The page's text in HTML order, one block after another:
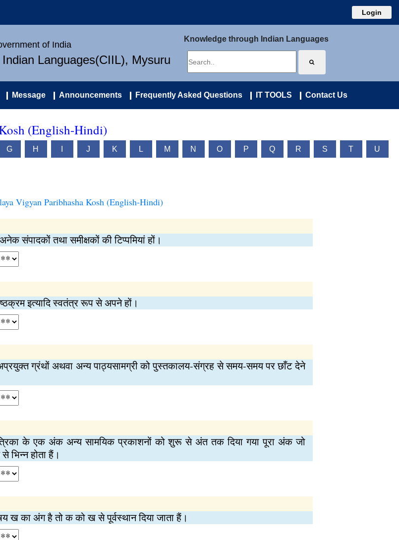
Login
of India
Languages(CIIL), Mysuru
Knowledge through Indian Languages
Message Announcements Frequently Asked Questions IT TOOLS Contact Us
(English-Hindi)
G H J K L M N O P Q R S T U
Vigyan Paribhasha Kosh (English-Hindi)
संपादकों तथा समीक्षकों की टिप्पमियां हों।
इत्यादि स्वतंत्र रूप से अपने हों।
ग्रंथों अथवा अन्य पाठ्यसामग्री को पुस्तकालय-संग्रह से समय-समय पर छाँट देने
के एक अंक अन्य सामयिक प्रकाशनों को शुरू से अंत तक दिया गया पूरा अंक जो
भिन्न होता हैं।
ख का अंग है तो क को ख से पूर्वस्थान दिया जाता हैं।